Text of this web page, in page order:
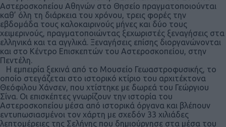
Αστεροσκοπείου Αθηνών στο Θησείο πραγματοποιούνται
καθ’ όλη τη διάρκεια του χρόνου, τρεις φορές την
εβδομάδα τους καλοκαιρινούς μήνες και δύο τους
χειμερινούς, πραγματοποιώντας ξεχωριστές ξεναγήσεις στα
ελληνικά και τα αγγλικά. Ξεναγήσεις επίσης διοργανώνονται
και στο Κέντρο Επισκεπτών του Αστεροσκοπείου, στην
Πεντέλη.
Η εμπειρία ξεκινά από το Μουσείο Γεωαστροφυσικής, το
οποίο στεγάζεται στο ιστορικό κτίριο του αρχιτέκτονα
Θεόφιλου Χάνσεν, που χτίστηκε με δωρεά του Γεώργιου
Σίνα. Οι επισκέπτες γνωρίζουν την ιστορία του
Αστεροσκοπείου μέσα από ιστορικά όργανα και βλέπουν
εντυπωσιασμένοι τον χάρτη με σχεδόν 33 χιλιάδες
λεπτομέρειες της Σελήνης που δημιούργησε στα μέσα του